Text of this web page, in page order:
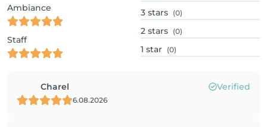
Ambiance
Staff
3 stars (0)
2 stars (0)
1 star (0)
Charel Verified
6.08.2026